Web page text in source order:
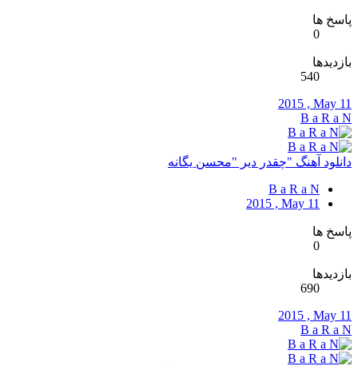
پاسخ ها
0
بازدیدها
540
2015 , May 11
B a R a N
دانلود آهنگ "چقدر دیر "محسن یگانه
B a R a N
2015 , May 11
پاسخ ها
0
بازدیدها
690
2015 , May 11
B a R a N